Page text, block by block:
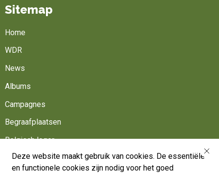
Deze website maakt gebruik van cookies. De essentiële
en functionele cookies zijn nodig voor het goed
Sitemap
Home
WDR
News
Albums
Campagnes
Begraafplaatsen
Belgisch leger
Werk mee